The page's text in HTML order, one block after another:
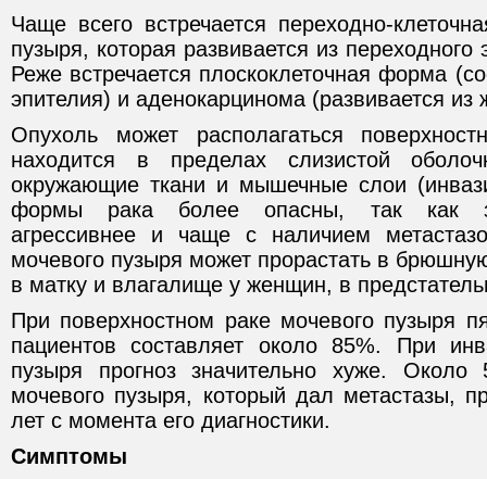
Чаще всего встречается переходнo-
пузыря, которая развивается из
Реже встречается плоскоклеточная форма
эпителия) и аденокарцинома (развивается из
Опухоль может располагаться
находится в пределах слизистой
окружающие ткани и мышечные слои
формы рака более опасны, так как
агрессивнее и чаще с наличием
мочевого пузыря может прорастать в
в матку и влагалище у женщин, в
При поверхностном раке мочевого пузыря
пациентов составляет около 85%. При
пузыря прогноз значительно хуже.
мочевого пузыря, который дал метастазы,
лет c момента его диагностики.
Симптомы